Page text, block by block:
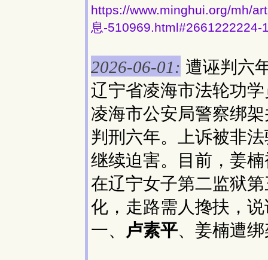
https://www.minghui.org/mh/
息-510969.html#2661222224-
2026-06-01: 遭诬判六
辽宁省凌海市法轮功
凌海市公安局警察绑
判刑六年。上诉被非
继续迫害。目前，姜
在辽宁女子第二监狱
化，走路需人搀扶，
一、
卢素平、姜楠遭